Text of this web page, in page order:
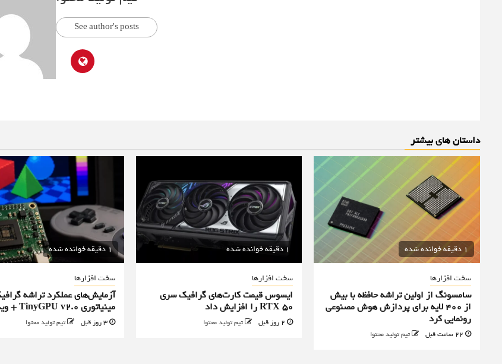
See author's posts
داستان های بیشتر
1 دقیقه خوانده شده
سخت افزارها
سامسونگ از اولین تراشه حافظه با بیش
از ۴۰۰ لایه برای پردازش هوش مصنوعی
رونمایی کرد
تیم تولید محتوا
1 دقیقه خوانده شده
سخت افزارها
ایسوس قیمت کارت‌های گرافیک سری
RTX 50 را افزایش داد
2 روز قبل تیم تولید محتوا
1 دقیقه خوانده شده
سخت افزارها
آزمایش‌های عملکرد تراشه
مینیاتوری TinyGPU v2.0 + ویدیو
3 روز قبل تیم تولید محتوا